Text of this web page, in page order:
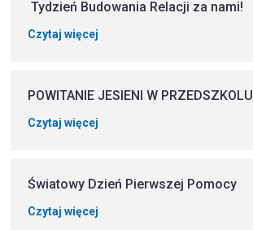
Tydzień Budowania Relacji za nami!
Czytaj więcej
POWITANIE JESIENI W PRZEDSZKOLU
Czytaj więcej
Światowy Dzień Pierwszej Pomocy
Czytaj więcej